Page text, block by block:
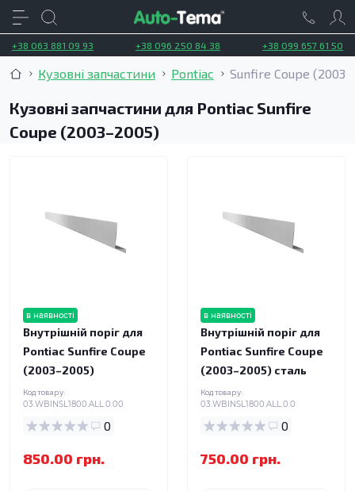
+38 063 881 09 93 +38 096 250 84 38 +38 099 657 61 50
Кузовні запчастини Pontiac Sunfire Coupe
Кузовні запчастини для Pontiac Sunfire
Coupe (2003–2005)
в наявності
Внутрішній поріг для
Pontiac Sunfire Coupe
(2003–2005)
Код товару:
03.WBINSL1800.ALL.0.00
0
850.00 грн.
в наявності
Внутрішній поріг для
Pontiac Sunfire Coupe
(2003–2005) сталь
Код товару:
03.WBINSL1800.ALL.0.0
0
750.00 грн.